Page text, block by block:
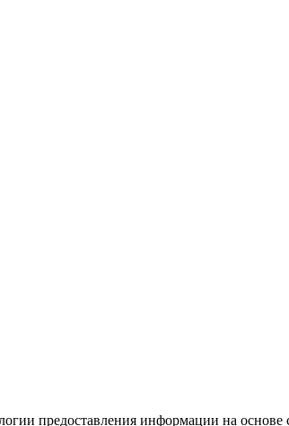
предоставления информации на основе